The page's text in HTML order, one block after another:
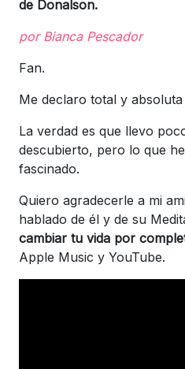
de Donalson.
por Bianca Pescador
Fan.
Me declaro total y
La verdad es que llevo
descubierto, pero lo que
fascinado.
Quiero agradecerle a mi
hablado de él y de su
cambiar tu vida por
Apple Music y YouTube.